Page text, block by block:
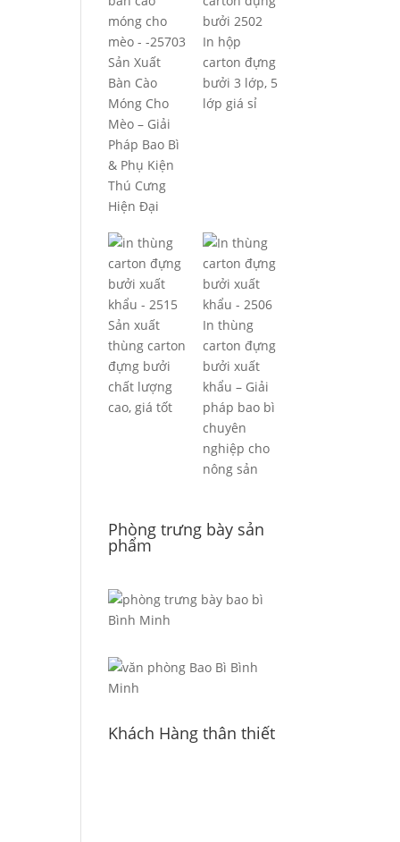
Sản Xuất
Bàn Cào
Móng Cho
Mèo – Giải
Pháp Bao Bì
& Phụ Kiện
Thú Cưng
Hiện Đại
In hộp
carton đựng
bưởi 3 lớp, 5
lớp giá sỉ
Sản xuất
thùng carton
đựng bưởi
chất lượng
cao, giá tốt
In thùng
carton đựng
bưởi xuất
khẩu – Giải
pháp bao bì
chuyên
nghiệp cho
nông sản
Phòng trưng bày sản
phẩm
Khách Hàng thân thiết